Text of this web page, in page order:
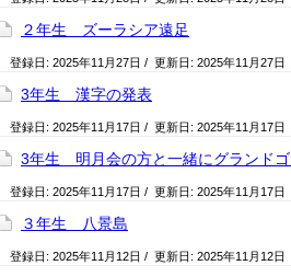
２年生 ズーラシア遠足
登録日: 2025年11月27日 / 更新日: 2025年11月27日
3年生 漢字の発表
登録日: 2025年11月17日 / 更新日: 2025年11月17日
3年生 明月会の方と一緒にグランドゴ
登録日: 2025年11月17日 / 更新日: 2025年11月17日
３年生 八景島
登録日: 2025年11月12日 / 更新日: 2025年11月12日